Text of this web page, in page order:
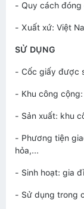
- Quy cách
- Xuất xứ: Việt
SỬ DỤNG
- Cốc giấy được
- Khu công
- Sản xuất: khu
- Phương tiện
hỏa,...
- Sinh hoạt: gia
- Sử dụng trong